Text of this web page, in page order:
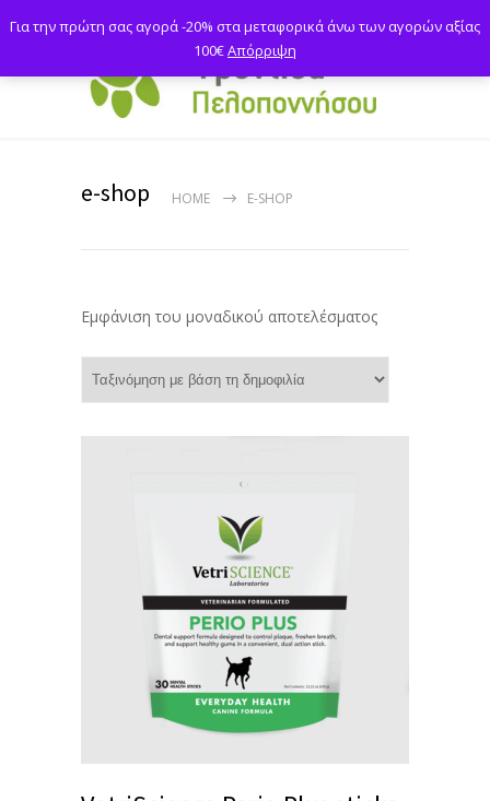
e-shop HOME E-SHOP
Εμφάνιση του μοναδικού αποτελέσματος
Για την πρώτη σας αγορά -20% στα μεταφορικά άνω των αγορών αξίας
100€Απόρριψη